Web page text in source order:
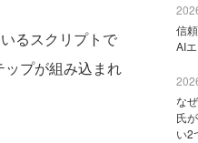
るスクリプトで
プが組み込まれ
信
AI
な
氏
い2